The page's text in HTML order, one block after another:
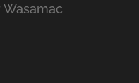
Wasamac